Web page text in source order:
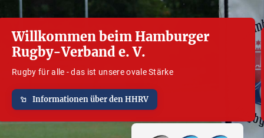
Willkommen beim Hamburger
Rugby-Verband e. V.
Rugby für alle - das ist unsere ovale Stärke
Informationen über den HHRV